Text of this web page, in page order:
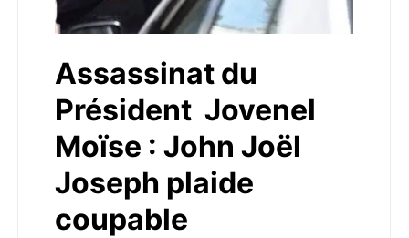
Assassinat du
Président Jovenel
Moïse : John Joël
Joseph plaide
coupable